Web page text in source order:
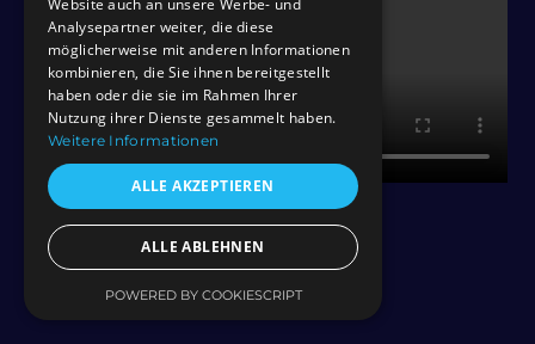
Website auch an unsere Werbe- und
Analysepartner weiter, die diese
möglicherweise mit anderen Informationen
kombinieren, die Sie ihnen bereitgestellt
haben oder die sie im Rahmen Ihrer
Nutzung ihrer Dienste gesammelt haben.
Weitere Informationen
ALLE AKZEPTIEREN
ALLE ABLEHNEN
POWERED BY COOKIESCRIPT